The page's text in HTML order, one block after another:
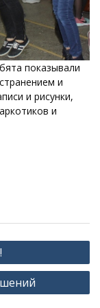
показывали
и
и рисунки,
и